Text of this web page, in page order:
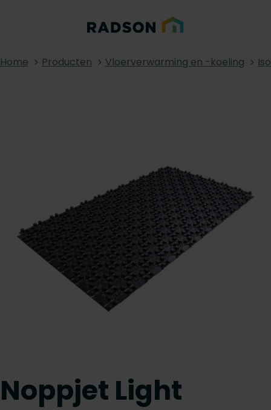
Home Producten Vloerverwarming en -koeling
Noppjet Light